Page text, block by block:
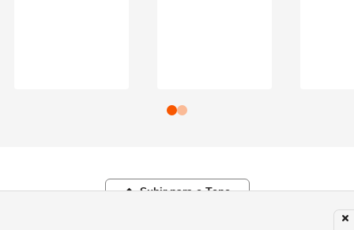
Subir para o Topo